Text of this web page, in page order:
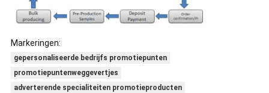
Markeringen:
gepersonaliseerde bedrijfs promotiepunten
promotiepuntenweggevertjes
adverterende specialiteiten promotieproducten